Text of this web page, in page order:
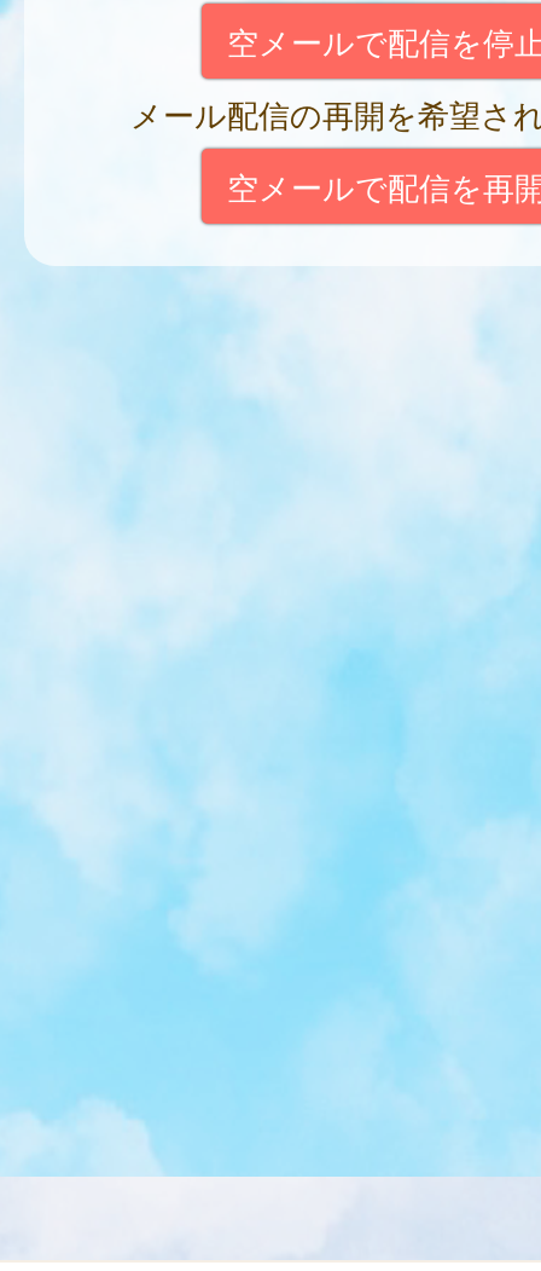
空メールで配信を停
メール配信の再開を希望さ
空メールで配信を再